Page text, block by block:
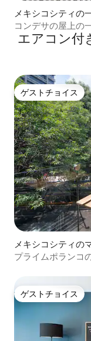
メキシコシティの
コンデサの屋上の
エアコン付
ゲストチョイス
ゲストチョイス
メキシコシティの
プライムポランコ
ゲストチョイス
ゲストチョイス